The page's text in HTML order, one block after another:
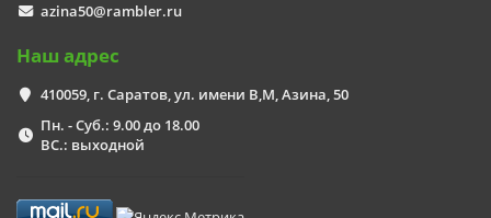
azina50@rambler.ru
Наш адрес
410059, г. Саратов, ул. имени В,М, Азина, 50
Пн. - Суб.: 9.00 до 18.00
ВС.: выходной